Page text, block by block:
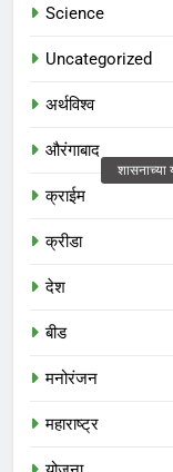
Science
Uncategorized
अर्थविश्व
औरंगाबाद
क्राईम
क्रीडा
देश
बीड
मनोरंजन
महाराष्ट्र